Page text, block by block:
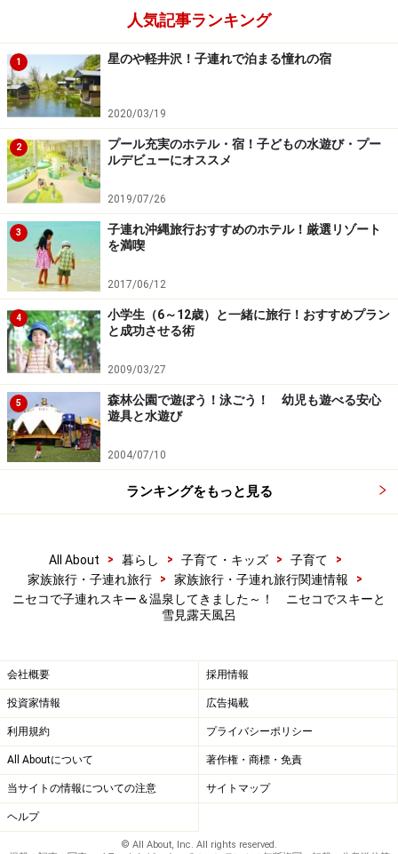
人気記事ランキング
1 星のや軽井沢！子連れで泊まる憧れの宿
2020/03/19
2
プール充実のホテル・宿！子どもの水遊び・プー
ルデビューにオススメ
2019/07/26
3
子連れ沖縄旅行おすすめのホテル！厳選リゾート
を満喫
2017/06/12
4
小学生（6～12歳）と一緒に旅行！おすすめプラン
と成功させる術
2009/03/27
5
森林公園で遊ぼう！泳ごう！ 幼児も遊べる安心
遊具と水遊び
2004/07/10
ランキングをもっと見る
All About > 暮らし > 子育て・キッズ > 子育て
>
家族旅行・子連れ旅行
> 家族旅行・子連れ旅行関連情報
>
ニセコで子連れスキー＆温泉してきました～！ ニセコでスキーと
雪見露天風呂
会社概要 採用情報
投資家情報 広告掲載
利用規約 プライバシーポリシー
All Aboutについて 著作権・商標・免責
当サイトの情報についての注意 サイトマップ
ヘルプ
© All About, Inc. All rights reserved.